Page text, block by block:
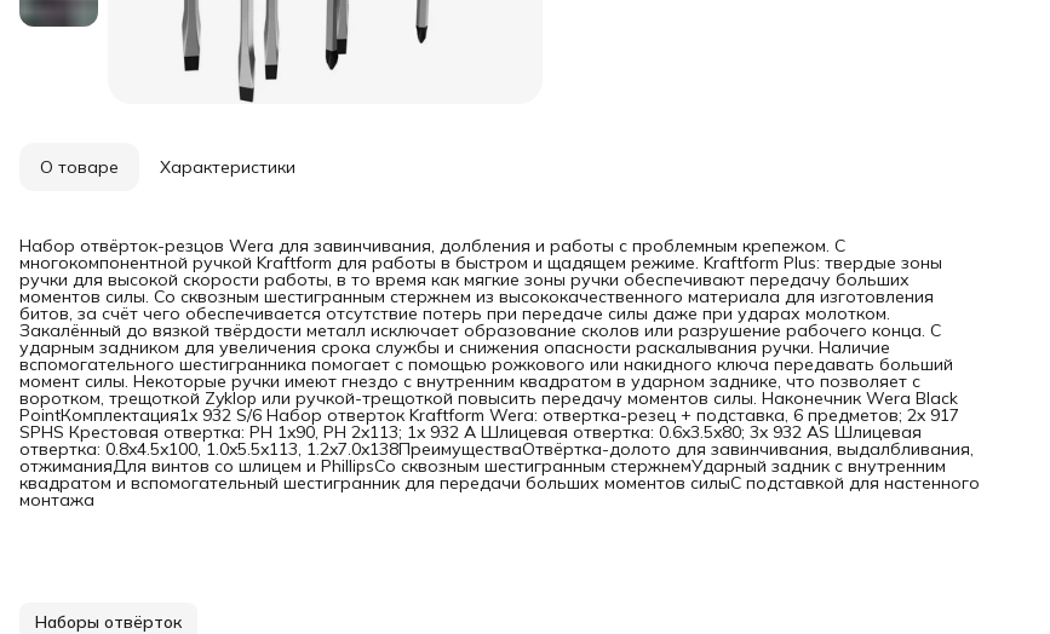
вспомогательный шестигранник для передачи больших
моментов силыС подставкой для настенного монтажа
О товаре Характеристики
Набор отвёрток-резцов Wera для завинчивания, долбления и работы с проблемным крепежом. С
многокомпонентной ручкой Kraftform для работы в быстром и щадящем режиме. Kraftform Plus: твердые зоны
ручки для высокой скорости работы, в то время как мягкие зоны ручки обеспечивают передачу больших
моментов силы. Со сквозным шестигранным стержнем из высококачественного материала для изготовления
битов, за счёт чего обеспечивается отсутствие потерь при передаче силы даже при ударах молотком.
Закалённый до вязкой твёрдости металл исключает образование сколов или разрушение рабочего конца. С
ударным задником для увеличения срока службы и снижения опасности раскалывания ручки. Наличие
вспомогательного шестигранника помогает с помощью рожкового или накидного ключа передавать больший
момент силы. Некоторые ручки имеют гнездо с внутренним квадратом в ударном заднике, что позволяет с
воротком, трещоткой Zyklop или ручкой-трещоткой повысить передачу моментов силы. Наконечник Wera Black
PointКомплектация1x 932 S/6 Набор отверток Kraftform Wera: отвертка-резец + подставка, 6 предметов; 2x 917
SPHS Крестовая отвертка: PH 1x90, PH 2x113; 1x 932 A Шлицевая отвертка: 0.6x3.5x80; 3x 932 AS Шлицевая
отвертка: 0.8x4.5x100, 1.0x5.5x113, 1.2x7.0x138ПреимуществаОтвёртка-долото для завинчивания, выдалбливания,
отжиманияДля винтов со шлицем и PhillipsСо сквозным шестигранным стержнемУдарный задник с внутренним
квадратом и вспомогательный шестигранник для передачи больших моментов силыС подставкой для настенного
монтажа
Наборы отвёрток